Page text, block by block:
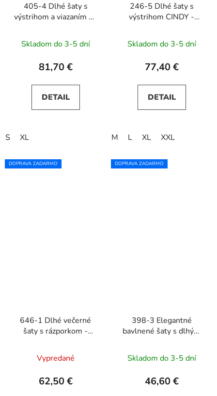
405-4 Dlhé šaty s
výstrihom a viazaním na
zelené
Skladom do 3-5 dní
81,70 €
DETAIL
S XL
246-5 Dlhé šaty s
výstrihom CINDY -
Skladom do 3-5 dní
77,40 €
DETAIL
M L XL XXL
DOPRAVA ZADARMO
646-1 Dlhé večerné
šaty s rázporkom -
Vypredané
62,50 €
DOPRAVA ZADARMO
398-3 Elegantné
bavlnené šaty s dlhým
výstrihom - béžové
Skladom do 3-5 dní
46,60 €